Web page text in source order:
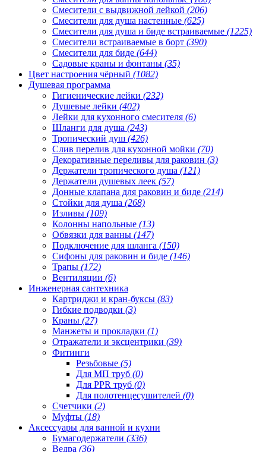
Смесители с выдвижной лейкой (206)
Смесители для душа настенные (625)
Смесители для душа и биде встраиваемые (1225)
Смесители встраиваемые в борт (390)
Смесители для биде (644)
Садовые краны и фонтаны (35)
Цвет настроения чёрный (1082)
Душевая программа
Гигиенические лейки (232)
Душевые лейки (402)
Лейки для кухонного смесителя (6)
Шланги для душа (243)
Тропический душ (426)
Слив перелив для кухонной мойки (70)
Декоративные переливы для раковин (3)
Держатели тропического душа (121)
Держатели душевых леек (57)
Донные клапана для раковин и биде (214)
Стойки для душа (268)
Изливы (109)
Колонны напольные (13)
Обвязки для ванны (147)
Подключение для шланга (150)
Сифоны для раковин и биде (146)
Трапы (172)
Вентиляции (6)
Инженерная сантехника
Картриджи и кран-буксы (83)
Гибкие подводки (3)
Краны (27)
Манжеты и прокладки (1)
Отражатели и эксцентрики (39)
Фитинги
Резьбовые (5)
Для МП труб (0)
Для PPR труб (0)
Для полотенцесушителей (0)
Счетчики (2)
Муфты (18)
Аксессуары для ванной и кухни
Бумагодержатели (336)
Ведра (36)